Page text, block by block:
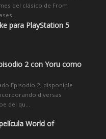
para PlayStation 5
del clásico de From
2 con Yoru como
Episodio 2, disponible
diversas
del qu...
World of